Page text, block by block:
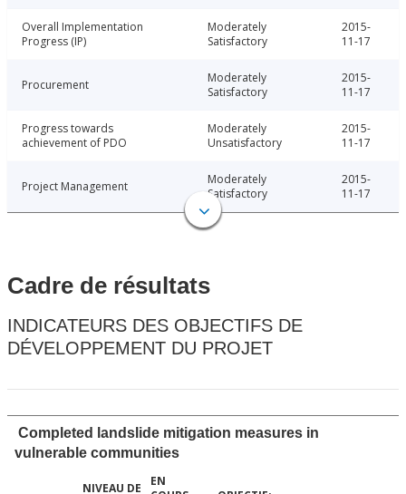
Overall Implementation
Progress (IP)
Moderately
Satisfactory
2015-
11-17
Procurement
Moderately
Satisfactory
2015-
11-17
Progress towards
achievement of PDO
Moderately
Unsatisfactory
2015-
11-17
Project Management
Moderately
Satisfactory
2015-
11-17
Cadre de résultats
INDICATEURS DES OBJECTIFS DE
DÉVELOPPEMENT DU PROJET
Completed landslide mitigation measures in
vulnerable communities